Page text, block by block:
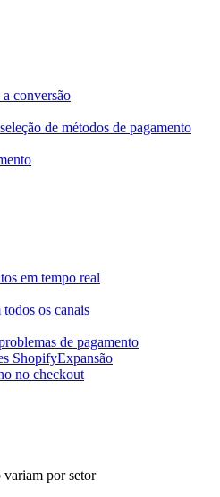
conversão
de métodos de pagamento
em tempo real
os canais
de pagamento
ShopifyExpansão
no checkout
variam por setor